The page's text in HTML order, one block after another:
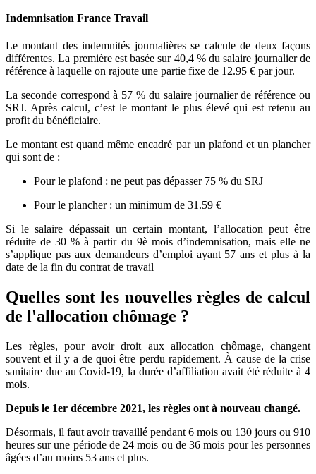
Indemnisation France Travail
Le montant des indemnités journalières se calcule de deux façons
différentes. La première est basée sur 40,4 % du salaire journalier de
référence à laquelle on rajoute une partie fixe de 12.95 € par jour.
La seconde correspond à 57 % du salaire journalier de référence ou
SRJ. Après calcul, c’est le montant le plus élevé qui est retenu au
profit du bénéficiaire.
Le montant est quand même encadré par un plafond et un plancher
qui sont de :
Pour le plafond : ne peut pas dépasser 75 % du SRJ
Pour le plancher : un minimum de 31.59 €
Si le salaire dépassait un certain montant, l’allocation peut être
réduite de 30 % à partir du 9è mois d’indemnisation, mais elle ne
s’applique pas aux demandeurs d’emploi ayant 57 ans et plus à la
date de la fin du contrat de travail
Quelles sont les nouvelles règles de calcul
de l'allocation chômage ?
Les règles, pour avoir droit aux allocation chômage, changent
souvent et il y a de quoi être perdu rapidement. À cause de la crise
sanitaire due au Covid-19, la durée d’affiliation avait été réduite à 4
mois.
Depuis le 1er décembre 2021, les règles ont à nouveau changé.
Désormais, il faut avoir travaillé pendant 6 mois ou 130 jours ou 910
heures sur une période de 24 mois ou de 36 mois pour les personnes
âgées d’au moins 53 ans et plus.